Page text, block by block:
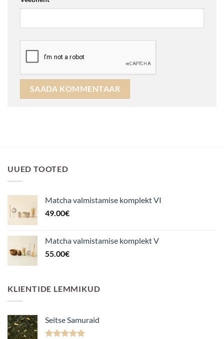
UUED TOOTED
Matcha valmistamise komplekt VI
49.00€
Matcha valmistamise komplekt V
55.00€
KLIENTIDE LEMMIKUD
Seitse Samuraid